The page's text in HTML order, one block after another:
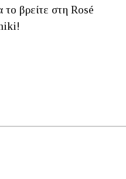
βρείτε στη Rosé